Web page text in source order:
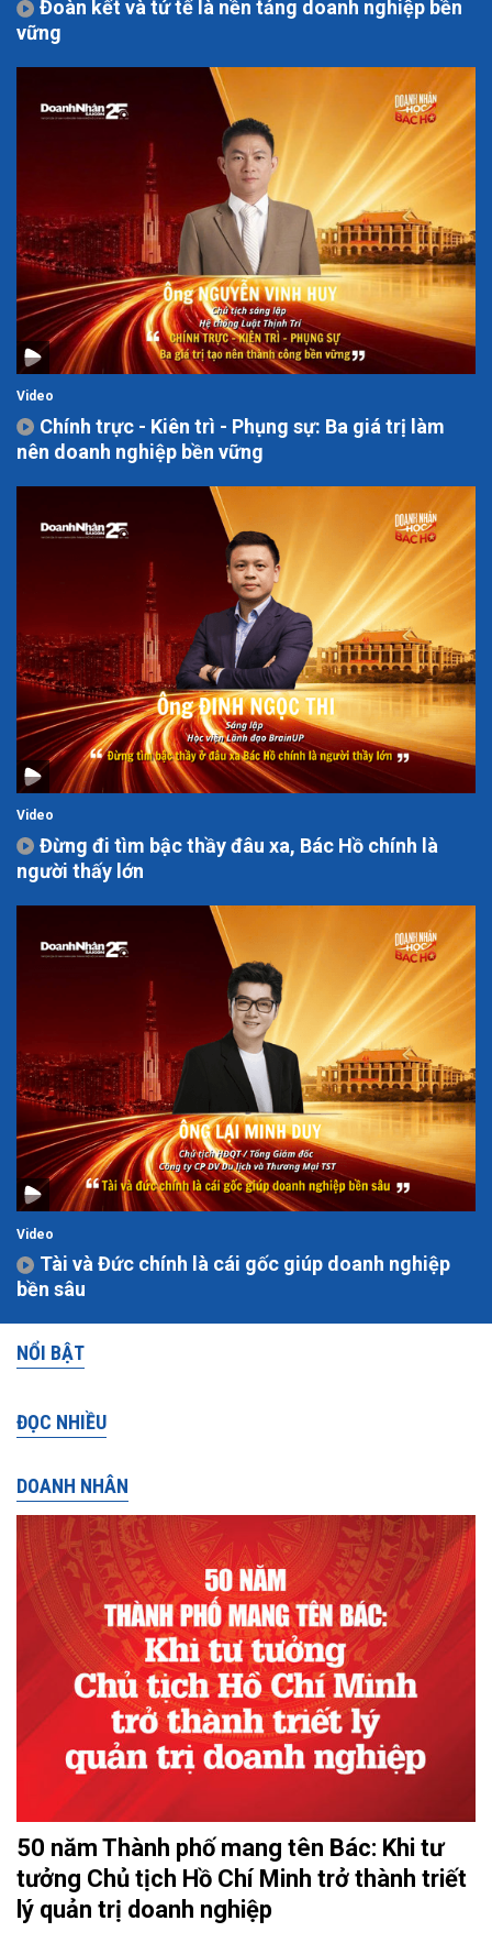
Đoàn kết và tử tế là nền tảng doanh nghiệp bền
vững
Video
Chính trực - Kiên trì - Phụng sự: Ba giá trị làm
nên doanh nghiệp bền vững
Video
Đừng đi tìm bậc thầy đâu xa, Bác Hồ chính là
người thấy lớn
Video
Tài và Đức chính là cái gốc giúp doanh nghiệp
bền sâu
NỔI BẬT
ĐỌC NHIỀU
DOANH NHÂN
50 năm Thành phố mang tên Bác: Khi tư
tưởng Chủ tịch Hồ Chí Minh trở thành triết
lý quản trị doanh nghiệp